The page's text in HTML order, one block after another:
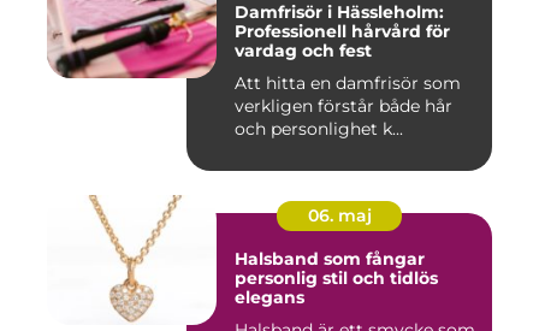
Damfrisör i Hässleholm:
Professionell hårvård för
vardag och fest
Att hitta en damfrisör som
verkligen förstår både hår
och personlighet k...
06. maj
Halsband som fångar
personlig stil och tidlös
elegans